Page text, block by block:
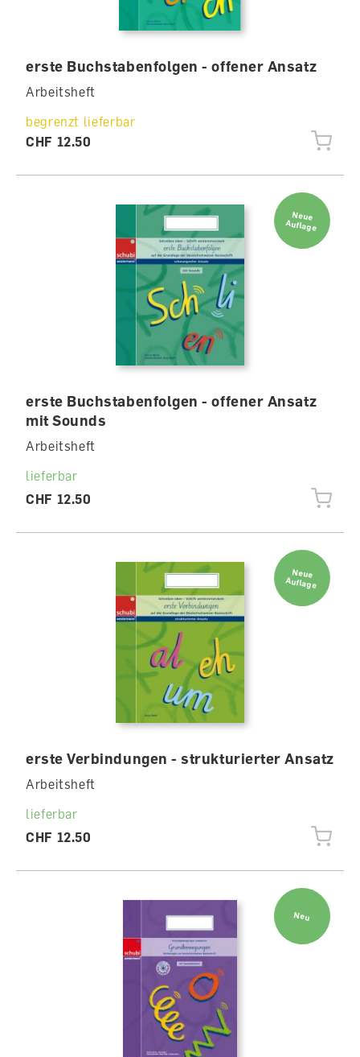
erste Buchstabenfolgen - offener Ansatz
Arbeitsheft
begrenzt lieferbar
CHF 12.50
Neue
Auflage
erste Buchstabenfolgen - offener Ansatz
mit Sounds
Arbeitsheft
lieferbar
CHF 12.50
Neue
Auflage
erste Verbindungen - strukturierter Ansatz
Arbeitsheft
lieferbar
CHF 12.50
Neu